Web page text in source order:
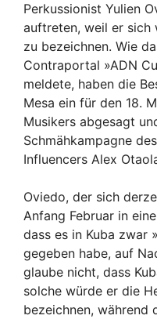
Perkussionist Yulien
auftreten, weil er sich
zu bezeichnen. Wie
Contraportal »ADN
meldete, haben die
Mesa ein für den 18.
Musikers abgesagt
Schmähkampagne
Influencers Alex
Oviedo, der sich
Anfang Februar in
dass es in Kuba zwar
gegeben habe, auf
glaube nicht, dass
solche würde er die
bezeichnen, während